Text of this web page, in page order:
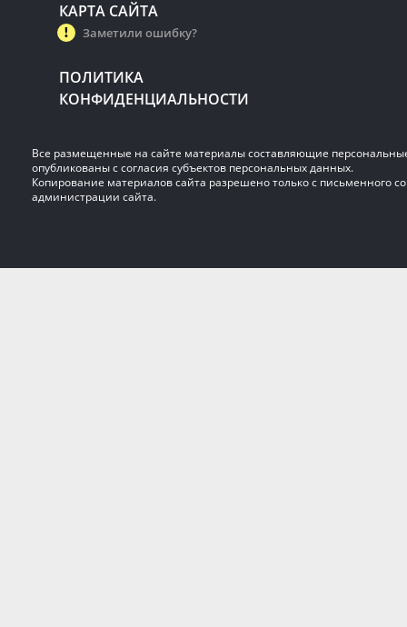
КАРТА САЙТА
Заметили ошибку?
ПОЛИТИКА
КОНФИДЕНЦИАЛЬНОСТИ
Все размещенные на сайте материалы составляющие
опубликованы с согласия субъектов персональных данных.
Копирование материалов сайта разрешено только с письменного
администрации сайта.